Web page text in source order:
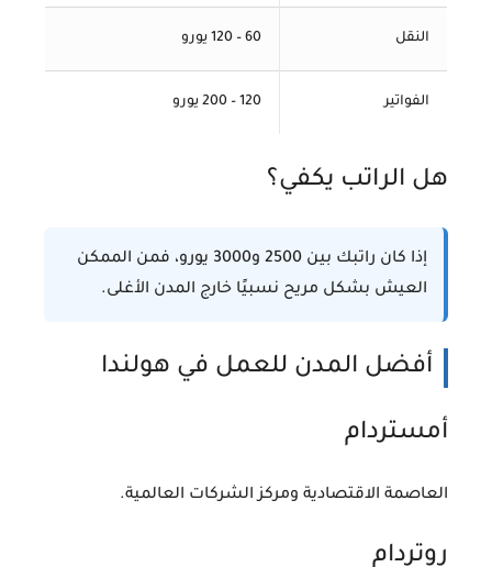
النقل 60 – 120 يورو
الفواتير 120 – 200 يورو
هل الراتب يكفي؟
إذا كان راتبك بين 2500 و3000 يورو
، فمن الممكن
العيش بشكل مريح نسبيًا خارج المدن الأغلى.
أفضل المدن للعمل في هولندا
أمستردام
العاصمة الاقتصادية ومركز الشركات العالمية.
روتردام